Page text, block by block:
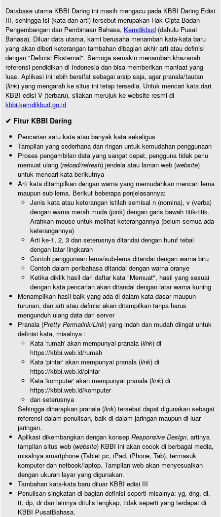
Database utama KBBI Daring ini masih mengacu pada KBBI Daring Edisi
III, sehingga isi (kata dan arti) tersebut merupakan Hak Cipta Badan
Pengembangan dan Pembinaan Bahasa, Kemdikbud (dahulu Pusat
Bahasa). Diluar data utama, kami berusaha menambah kata-kata baru
yang akan diberi keterangan tambahan dibagian akhir arti atau definisi
dengan "Definisi Eksternal". Semoga semakin menambah khazanah
referensi pendidikan di Indonesia dan bisa memberikan manfaat yang
luas. Aplikasi ini lebih bersifat sebagai arsip saja, agar pranala/tautan
(link) yang mengarah ke situs ini tetap tersedia. Untuk mencari kata dari
KBBI edisi V (terbaru), silakan merujuk ke website resmi di
kbbi.kemdikbud.go.id
✔ Fitur KBBI Daring
Pencarian satu kata atau banyak kata sekaligus
Tampilan yang sederhana dan ringan untuk kemudahan penggunaan
Proses pengambilan data yang sangat cepat, pengguna tidak perlu
memuat ulang (reload/refresh) jendela atau laman web (website)
untuk mencari kata berikutnya
Arti kata ditampilkan dengan warna yang memudahkan mencari lema
maupun sub lema. Berikut beberapa penjelasannya:
Jenis kata atau keterangan istilah semisal n (nomina), v (verba)
dengan warna merah muda (pink) dengan garis bawah titik-titik.
Arahkan mouse untuk melihat keterangannya (belum semua ada
keterangannya)
Arti ke-1, 2, 3 dan seterusnya ditandai dengan huruf tebal
dengan latar lingkaran
Contoh penggunaan lema/sub-lema ditandai dengan warna biru
Contoh dalam peribahasa ditandai dengan warna oranye
Ketika diklik hasil dari daftar kata "Memuat", hasil yang sesuai
dengan kata pencarian akan ditandai dengan latar warna kuning
Menampilkan hasil baik yang ada di dalam kata dasar maupun
turunan, dan arti atau definisi akan ditampilkan tanpa harus
mengunduh ulang data dari server
Pranala (Pretty Permalink/Link) yang indah dan mudah diingat untuk
definisi kata, misalnya :
Kata 'rumah' akan mempunyai pranala (link) di
https://kbbi.web.id/rumah
Kata 'pintar' akan mempunyai pranala (link) di
https://kbbi.web.id/pintar
Kata 'komputer' akan mempunyai pranala (link) di
https://kbbi.web.id/komputer
dan seterusnya
Sehingga diharapkan pranala (link) tersebut dapat digunakan sebagai
referensi dalam penulisan, baik di dalam jaringan maupun di luar
jaringan.
Aplikasi dikembangkan dengan konsep Responsive Design, artinya
tampilan situs web (website) KBBI ini akan cocok di berbagai media,
misalnya smartphone (Tablet pc, iPad, iPhone, Tab), termasuk
komputer dan netbook/laptop. Tampilan web akan menyesuaikan
dengan ukuran layar yang digunakan.
Tambahan kata-kata baru diluar KBBI edisi III
Penulisan singkatan di bagian definisi seperti misalnya: yg, dng, dl,
tt, dp, dr dan lainnya ditulis lengkap, tidak seperti yang terdapat di
KBBI PusatBahasa.